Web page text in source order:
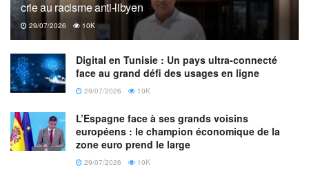
crie au racisme anti-libyen
29/07/2026 10K
Digital en Tunisie : Un pays ultra-connecté
face au grand défi des usages en ligne
29/07/2026 10K
L’Espagne face à ses grands voisins
européens : le champion économique de la
zone euro prend le large
29/07/2026 10K